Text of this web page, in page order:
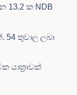
13.2 ක NDB
54 තුවාල ලබා
යාත්‍රාවක්